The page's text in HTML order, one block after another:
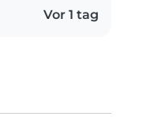
Vor 1 tag